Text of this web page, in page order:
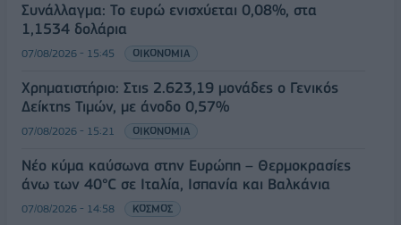
Συνάλλαγμα: Το ευρώ ενισχύεται 0,08%, στα
1,1534 δολάρια
07/08/2026 - 15:45 ΟΙΚΟΝΟΜΙΑ
Χρηματιστήριο: Στις 2.623,19 μονάδες ο Γενικός
Δείκτης Τιμών, με άνοδο 0,57%
07/08/2026 - 15:21 ΟΙΚΟΝΟΜΙΑ
Νέο κύμα καύσωνα στην Ευρώπη – Θερμοκρασίες
άνω των 40°C σε Ιταλία, Ισπανία και Βαλκάνια
07/08/2026 - 14:58 ΚΟΣΜΟΣ